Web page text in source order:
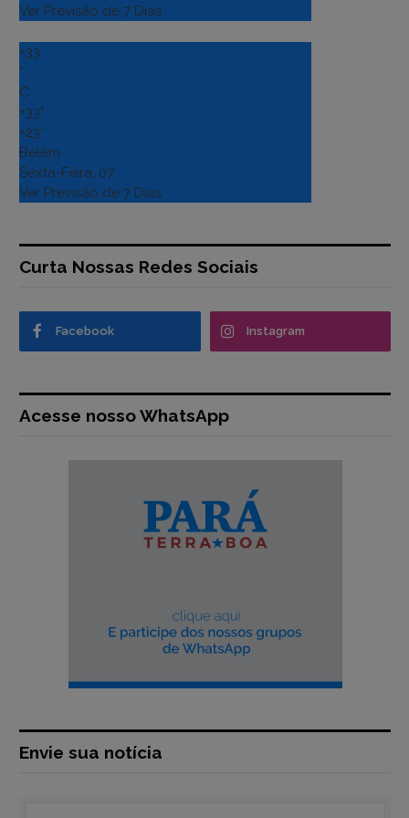
Ver Previsão de 7 Dias
+33
°
C
+33°
+23°
Belém
Sexta-Feira, 07
Ver Previsão de 7 Dias
Curta Nossas Redes Sociais
Facebook Instagram
Acesse nosso WhatsApp
Envie sua notícia